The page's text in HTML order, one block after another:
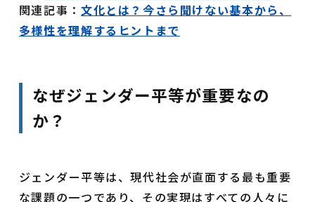
関連記事： 文化とは？今さら聞けない基本から、
多様性を理解するヒントまで
なぜジェンダー平等が重要なの
か？
ジェンダー平等は、現代社会が直面する最も重要
な課題の一つであり、その実現はすべての人々に